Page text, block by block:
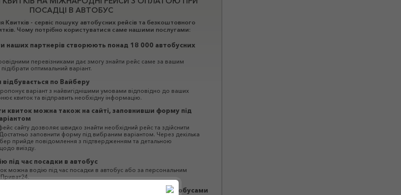
ПОСАДЦІ В АВТОБУС
- сервіс пошуку автобусних рейсів та безкоштовного
Чому потрібно користуватися саме нашими послугами:
наших партнерів створюють понад 18 000 автобусних
перевізниками дає змогу знайти рейс саме за вашим
оптимальний варіант.
по Вайберу
варіант з найвигіднішими умовами відповідно до ваших
квиток та відправить необхідну інформацію.
квиток можна також на сайті, заповнивши форму під
сайту дозволяє швидко знайти необхідний рейс та здійснити
заповнити форму під вибраним варіантом. Через декілька
прийде повідомлення з підтвердженням та детальною
виїзду.
під час посадки в автобус
можна водію під час посадки в автобус або за персональним
здійснюються великими комфортабельними автобусами